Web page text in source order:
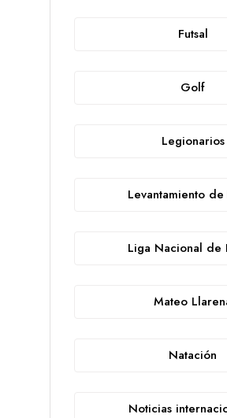
Futsal
Golf
Legionarios
Levantamiento de
Liga Nacional de
Mateo
Natación
Noticias